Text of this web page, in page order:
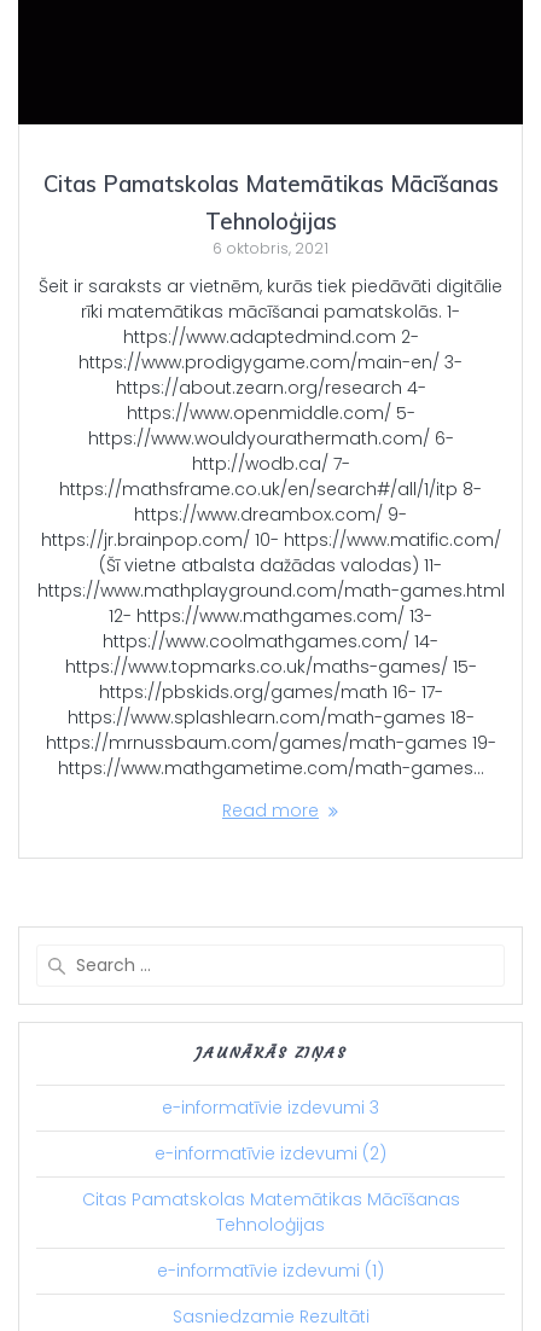
Citas Pamatskolas Matemātikas Mācīšanas
Tehnoloģijas
6 oktobris, 2021
Šeit ir saraksts ar vietnēm, kurās tiek piedāvāti digitālie
rīki matemātikas mācīšanai pamatskolās. 1-
https://www.adaptedmind.com 2-
https://www.prodigygame.com/main-en/ 3-
https://about.zearn.org/research 4-
https://www.openmiddle.com/ 5-
https://www.wouldyourathermath.com/ 6-
http://wodb.ca/ 7-
https://mathsframe.co.uk/en/search#/all/1/itp 8-
https://www.dreambox.com/ 9-
https://jr.brainpop.com/ 10- https://www.matific.com/
(Šī vietne atbalsta dažādas valodas) 11-
https://www.mathplayground.com/math-games.html
12- https://www.mathgames.com/ 13-
https://www.coolmathgames.com/ 14-
https://www.topmarks.co.uk/maths-games/ 15-
https://pbskids.org/games/math 16- 17-
https://www.splashlearn.com/math-games 18-
https://mrnussbaum.com/games/math-games 19-
https://www.mathgametime.com/math-games…
Read more
JAUNĀKĀS ZIŅAS
e-informatīvie izdevumi 3
e-informatīvie izdevumi (2)
Citas Pamatskolas Matemātikas Mācīšanas
Tehnoloģijas
e-informatīvie izdevumi (1)
Sasniedzamie Rezultāti